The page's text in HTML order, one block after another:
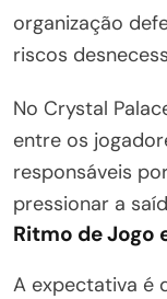
organização
riscos
No Crystal
entre os
responsáveis
pressionar a
Ritmo de Jogo
A expectativa é